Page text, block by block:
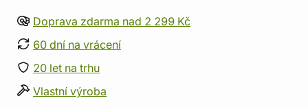
Doprava zdarma nad 2 299 Kč
60 dní na vrácení
20 let na trhu
Vlastní výroba